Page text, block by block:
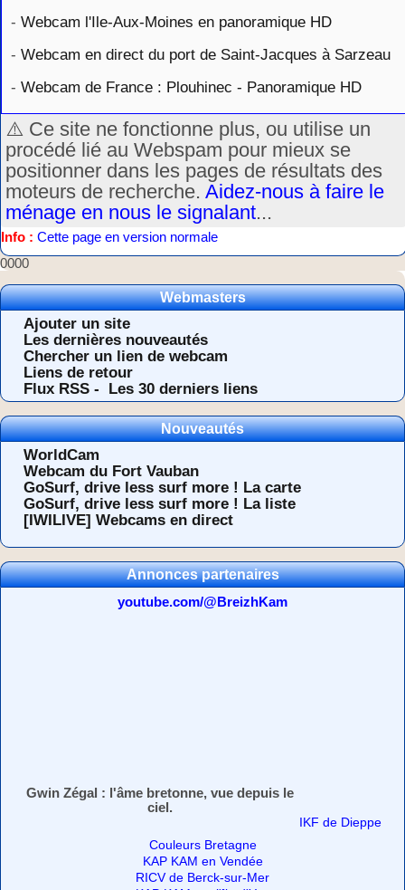
- Webcam l'Ile-Aux-Moines en panoramique HD
- Webcam en direct du port de Saint-Jacques à Sarzeau
- Webcam de France : Plouhinec - Panoramique HD
⚠️ Ce site ne fonctionne plus, ou utilise un
procédé lié au Webspam pour mieux se
positionner dans les pages de résultats des
moteurs de recherche. Aidez-nous à faire le
ménage en nous le signalant...
Info : Cette page en version normale
0000
Webmasters
Ajouter un site
Les dernières nouveautés
Chercher un lien de webcam
Liens de retour
Flux RSS -
Les 30 derniers liens
Nouveautés
WorldCam
Webcam du Fort Vauban
GoSurf, drive less surf more ! La carte
GoSurf, drive less surf more ! La liste
[IWILIVE] Webcams en direct
Annonces partenaires
youtube.com/@BreizhKam
Gwin Zégal : l'âme bretonne, vue depuis le
ciel.
IKF de Dieppe
Couleurs Bretagne
KAP KAM en Vendée
RICV de Berck-sur-Mer